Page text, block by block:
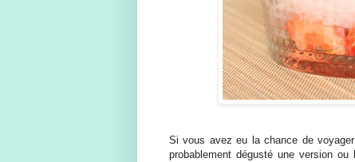
Si vous avez eu la chance de
probablement dégusté une version